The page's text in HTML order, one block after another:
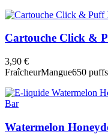
Cartouche Click &
3,90 €
FraîcheurMangue650 puffs
Watermelon